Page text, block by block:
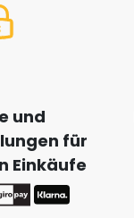
und
für
Einkäufe